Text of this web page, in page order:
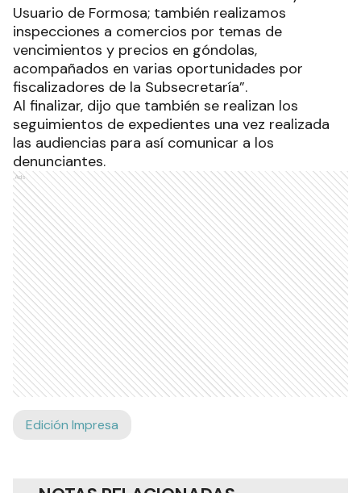
Usuario de Formosa; también realizamos
inspecciones a comercios por temas de
vencimientos y precios en góndolas,
acompañados en varias oportunidades por
fiscalizadores de la Subsecretaría”.
Al finalizar, dijo que también se realizan los
seguimientos de expedientes una vez realizada
las audiencias para así comunicar a los
denunciantes.
Ads
Edición Impresa